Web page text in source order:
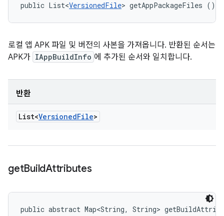
public List<VersionedFile> getAppPackageFiles ()
로컬 앱 APK 파일 및 버전의 사본을 가져옵니다. 반환된 순서는
APK가 IAppBuildInfo 에 추가된 순서와 일치합니다.
반환
List<VersionedFile>
getBuildAttributes
public abstract Map<String, String>